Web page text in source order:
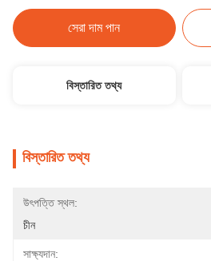
সেরা দাম পান
বিস্তারিত তথ্য
বিস্তারিত তথ্য
উৎপত্তি স্থল:
চীন
সাক্ষ্যদান: